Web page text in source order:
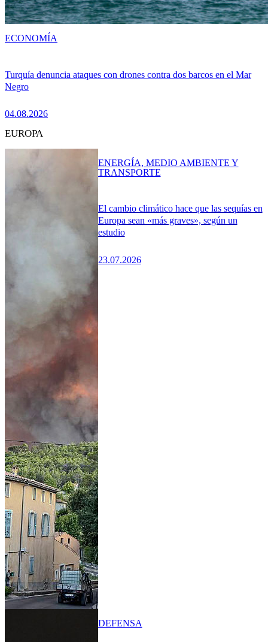
Turquía denuncia ataques con drones contra dos barcos en el Mar
Negro
04.08.2026
ECONOMÍA
EUROPA
El cambio climático hace que las sequías en
Europa sean «más graves», según un
estudio
23.07.2026
ENERGÍA, MEDIO AMBIENTE Y
TRANSPORTE
DEFENSA